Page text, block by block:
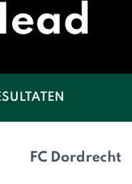
FC Dordrecht